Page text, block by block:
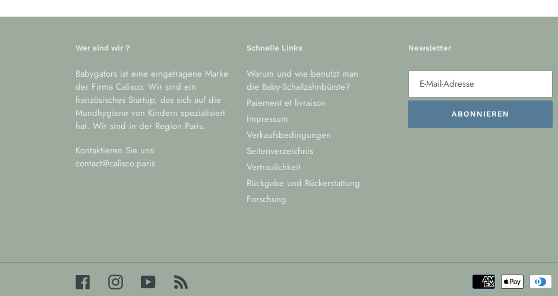
Wer sind wir ?
Babygators ist eine eingetragene Marke
der Firma Calisco. Wir sind ein
französisches Startup, das sich auf die
Mundhygiene von Kindern spezialisiert
hat. Wir sind in der Region Paris.
Kontaktieren Sie uns:
contact@calisco.paris
Schnelle Links
Warum und wie benutzt man
die Baby-Schallzahnbürste?
Paiement et livraison
Impressum
Verkaufsbedingungen
Seitenverzeichnis
Vertraulichkeit
Rückgabe und Rückerstattung
Forschung
Newsletter
ABONNIEREN
FacebookInstagramYouTube